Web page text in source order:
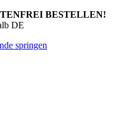
BESTELLEN!
DE
springen